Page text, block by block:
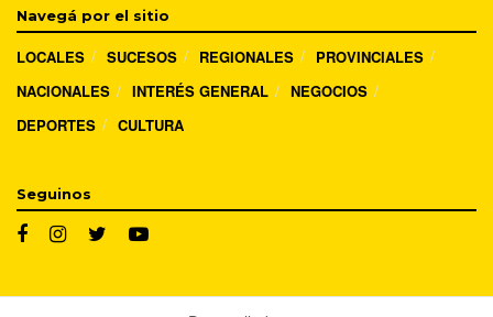
Navegá por el sitio
LOCALES SUCESOS REGIONALES
PROVINCIALES
NACIONALES
INTERÉS GENERAL
NEGOCIOS
DEPORTES
CULTURA
Seguinos